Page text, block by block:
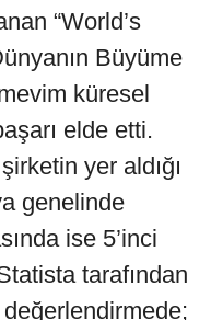
“World’s
Büyüme
küresel
elde etti.
yer aldığı
genelinde
ise 5’inci
tarafından